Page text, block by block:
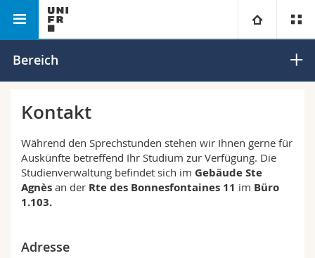
Universität
Forschung
Universität
Weiterbildung
Rechtswissenschaftliche Fak.
Wirtschafts- und Sozialwissenschaftliche Fak.
Philosophische Fak.
Studieninteressierte
Medien
Ressourcen
Ortsplan
Philosophische
und globale Entwicklung
Soziologie,
Sozialpolitik,
Sozialarbeit
Bereich
Kontakt
Während den Sprechstunden stehen wir Ihnen gerne für
Auskünfte betreffend Ihr Studium zur Verfügung. Die
Studienverwaltung befindet sich im Gebäude Ste
Agnès an der Rte des Bonnesfontaines 11 im Büro
1.103.
Adresse